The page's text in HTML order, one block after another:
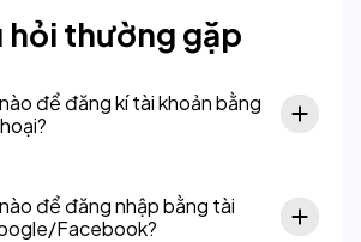
hỏi thường gặp
để đăng kí tài khoản bằng
để đăng nhập bằng tài
Facebook?